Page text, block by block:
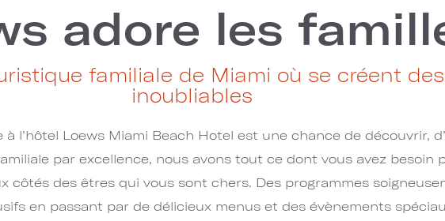
adore les
familiale de Miami où se créent
inoubliables
l’hôtel Loews Miami Beach Hotel est une chance de découvrir,
par excellence, nous avons tout ce dont vous avez besoin
côtés des êtres qui vous sont chers. Des programmes
en passant par de délicieux menus et des évènements